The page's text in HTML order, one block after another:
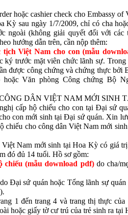
hoặc cashier check cho Embassy of
Kỳ sau ngày 1/7/2009, chỉ có cha
ngoài (không giải quyết đối với các
hướng dẫn trên, cần nộp thêm:
Việt Nam cho con (mẫu
ký trước mặt viên chức lãnh sự.
được công chứng và chứng thực bởi
hoặc Văn phòng Công chứng Bộ
DÂN VIỆT NAM MỚI SINH
cấp hộ chiếu cho con tại Đại sứ
con mới sinh tại Đại sứ quán. Xin
chiếu cho công dân Việt Nam mới
Nam mới sinh tại Hoa Kỳ có giá
đó đủ 14 tuổi. Hồ sơ gồm:
chiếu (mẫu download pdf)do cha/
Đại sứ quán hoặc Tổng lãnh sự
1 đến trang 4 và trang thị thực
hoặc giấy tờ cư trú của trẻ sinh ra tại